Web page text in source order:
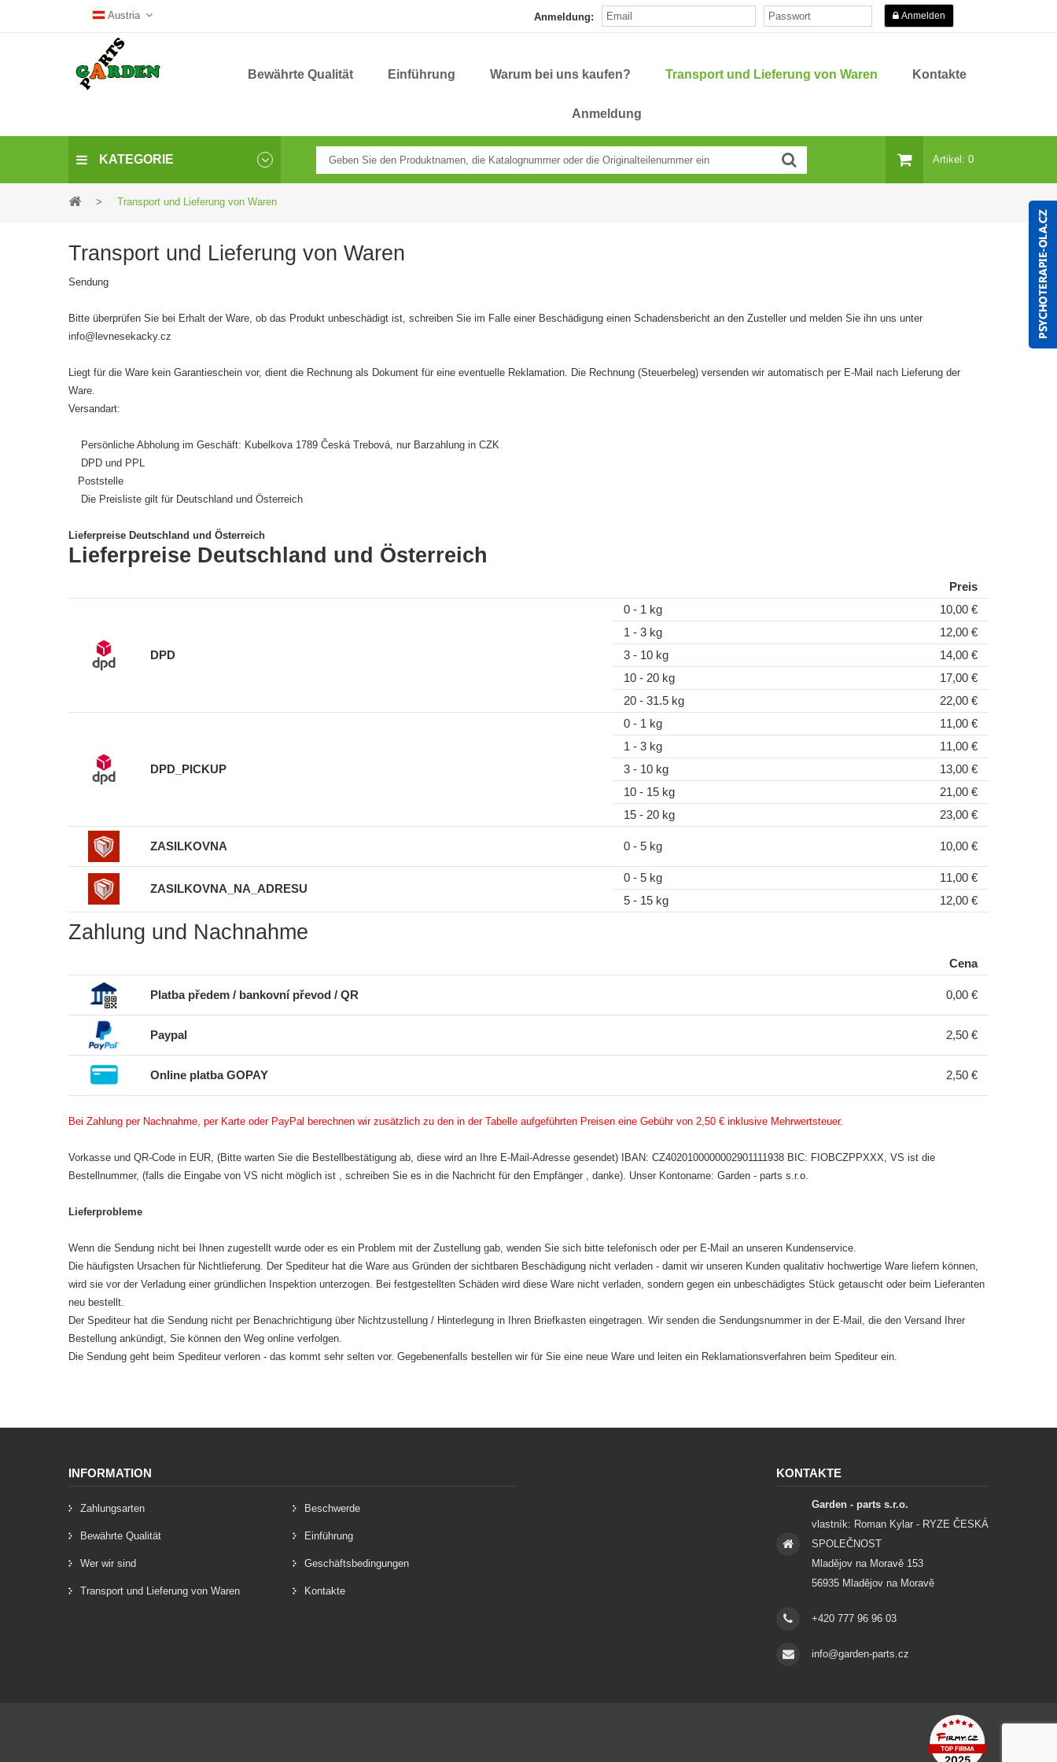
Austria Anmeldung: Anmelden
Bewährte Qualität Einführung Warum bei uns kaufen? Transport und Lieferung von Waren Kontakte
Anmeldung
KATEGORIE Artikel: 0
> Transport und Lieferung von Waren
Transport und Lieferung von Waren
Sendung
Bitte überprüfen Sie bei Erhalt der Ware, ob das Produkt unbeschädigt ist, schreiben Sie im Falle einer Beschädigung einen Schadensbericht an den Zusteller und melden Sie ihn uns unter
info@levnesekacky.cz
Liegt für die Ware kein Garantieschein vor, dient die Rechnung als Dokument für eine eventuelle Reklamation. Die Rechnung (Steuerbeleg) versenden wir automatisch per E-Mail nach Lieferung der
Ware.
Versandart:
Persönliche Abholung im Geschäft: Kubelkova 1789 Česká Trebová, nur Barzahlung in CZK
DPD und PPL
Poststelle
Die Preisliste gilt für Deutschland und Österreich
Lieferpreise Deutschland und Österreich
Lieferpreise Deutschland und Österreich
Preis
DPD
0 - 1 kg
10,00 €
1 - 3 kg
12,00 €
3 - 10 kg
14,00 €
10 - 20 kg
17,00 €
20 - 31.5 kg
22,00 €
DPD_PICKUP
0 - 1 kg
11,00 €
1 - 3 kg
11,00 €
3 - 10 kg
13,00 €
10 - 15 kg
21,00 €
15 - 20 kg
23,00 €
ZASILKOVNA 0 - 5 kg 10,00 €
ZASILKOVNA_NA_ADRESU
0 - 5 kg
11,00 €
5 - 15 kg
12,00 €
Zahlung und Nachnahme
Cena
Platba předem / bankovní převod / QR 0,00 €
Paypal 2,50 €
Online platba GOPAY 2,50 €
Bei Zahlung per Nachnahme, per Karte oder PayPal berechnen wir zusätzlich zu den in der Tabelle aufgeführten Preisen eine Gebühr von 2,50 € inklusive Mehrwertsteuer.
Vorkasse und QR-Code in EUR, (Bitte warten Sie die Bestellbestätigung ab, diese wird an Ihre E-Mail-Adresse gesendet) IBAN: CZ4020100000002901111938 BIC: FIOBCZPPXXX, VS ist die
Bestellnummer, (falls die Eingabe von VS nicht möglich ist , schreiben Sie es in die Nachricht für den Empfänger , danke). Unser Kontoname: Garden - parts s.r.o.
Lieferprobleme
Wenn die Sendung nicht bei Ihnen zugestellt wurde oder es ein Problem mit der Zustellung gab, wenden Sie sich bitte telefonisch oder per E-Mail an unseren Kundenservice.
Die häufigsten Ursachen für Nichtlieferung. Der Spediteur hat die Ware aus Gründen der sichtbaren Beschädigung nicht verladen - damit wir unseren Kunden qualitativ hochwertige Ware liefern können,
wird sie vor der Verladung einer gründlichen Inspektion unterzogen. Bei festgestellten Schäden wird diese Ware nicht verladen, sondern gegen ein unbeschädigtes Stück getauscht oder beim Lieferanten
neu bestellt.
Der Spediteur hat die Sendung nicht per Benachrichtigung über Nichtzustellung / Hinterlegung in Ihren Briefkasten eingetragen. Wir senden die Sendungsnummer in der E-Mail, die den Versand Ihrer
Bestellung ankündigt, Sie können den Weg online verfolgen.
Die Sendung geht beim Spediteur verloren - das kommt sehr selten vor. Gegebenenfalls bestellen wir für Sie eine neue Ware und leiten ein Reklamationsverfahren beim Spediteur ein.
INFORMATION
Zahlungsarten Beschwerde
Bewährte Qualität Einführung
Wer wir sind Geschäftsbedingungen
Transport und Lieferung von Waren Kontakte
KONTAKTE
Garden - parts s.r.o.
vlastník: Roman Kylar - RYZE ČESKÁ
SPOLEČNOST
Mladějov na Moravě 153
56935 Mladějov na Moravě
+420 777 96 96 03
info@garden-parts.cz